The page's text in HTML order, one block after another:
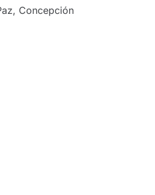
Concepción